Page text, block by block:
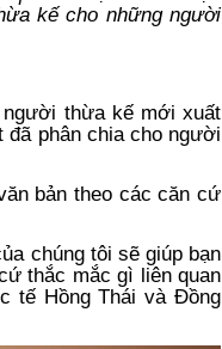
kế cho những người
thừa kế mới xuất
phân chia cho người
bản theo các căn cứ
chúng tôi sẽ giúp bạn
thắc mắc gì liên quan
tế Hồng Thái và Đồng